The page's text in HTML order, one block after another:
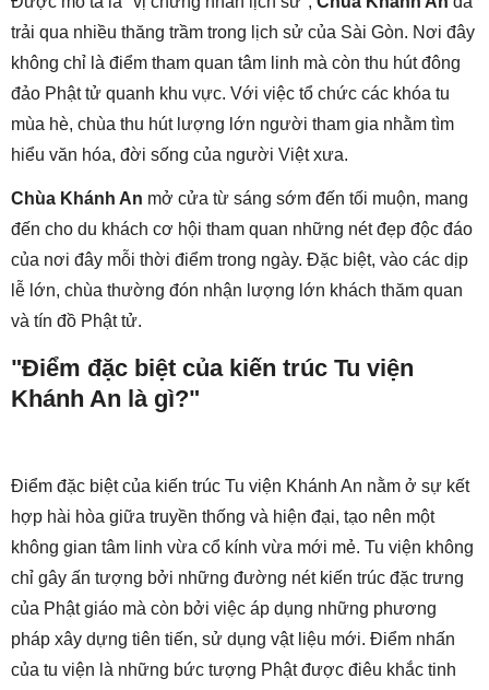
trải qua nhiều thăng trầm trong lịch sử của Sài Gòn. Nơi đây
không chỉ là điểm tham quan tâm linh mà còn thu hút đông
đảo Phật tử quanh khu vực. Với việc tổ chức các khóa tu
mùa hè, chùa thu hút lượng lớn người tham gia nhằm tìm
hiểu văn hóa, đời sống của người Việt xưa.
Chùa Khánh An mở cửa từ sáng sớm đến tối muộn, mang
đến cho du khách cơ hội tham quan những nét đẹp độc đáo
của nơi đây mỗi thời điểm trong ngày. Đặc biệt, vào các dịp
lễ lớn, chùa thường đón nhận lượng lớn khách thăm quan
và tín đồ Phật tử.
"Điểm đặc biệt của kiến trúc Tu viện
Khánh An là gì?"
Điểm đặc biệt của kiến trúc Tu viện Khánh An nằm ở sự kết
hợp hài hòa giữa truyền thống và hiện đại, tạo nên một
không gian tâm linh vừa cổ kính vừa mới mẻ. Tu viện không
chỉ gây ấn tượng bởi những đường nét kiến trúc đặc trưng
của Phật giáo mà còn bởi việc áp dụng những phương
pháp xây dựng tiên tiến, sử dụng vật liệu mới. Điểm nhấn
của tu viện là những bức tượng Phật được điêu khắc tinh